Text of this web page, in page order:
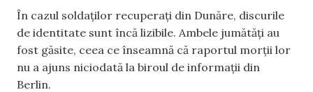
În cazul soldaților recuperați din Dunăre, discurile
de identitate sunt încă lizibile. Ambele jumătăți au
fost găsite, ceea ce înseamnă că raportul morții lor
nu a ajuns niciodată la biroul de informații din
Berlin.